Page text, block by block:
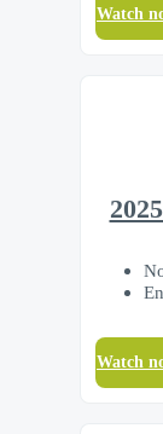
Watch
Watch